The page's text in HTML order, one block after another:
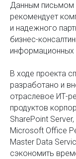
Данным письмом
рекомендует
и надежного
бизнес-
информационных
В ходе проекта
разработано и
отраслевое ИТ-
продуктов
SharePoint
Microsoft Office
Master Data
сэкономить